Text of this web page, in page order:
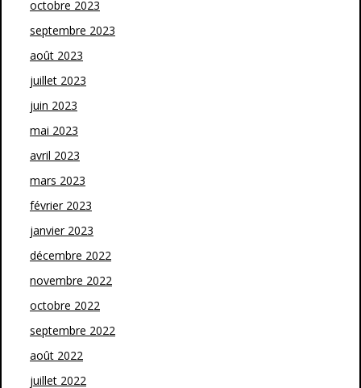
octobre 2023
septembre 2023
août 2023
juillet 2023
juin 2023
mai 2023
avril 2023
mars 2023
février 2023
janvier 2023
décembre 2022
novembre 2022
octobre 2022
septembre 2022
août 2022
juillet 2022